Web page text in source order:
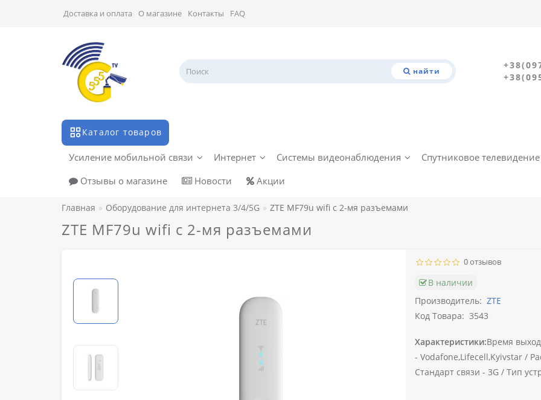
Доставка и оплата О магазине Контакты FAQ
найти
Каталог товаров
Усиление мобильной связи Интернет Системы видеонаблюдения Спутниковое телевидение
Отзывы о магазине
Новости Акции
Главная Оборудование для интернета 3/4/5G ZTE MF79u wifi c 2-мя разъемами
ZTE MF79u wifi c 2-мя разъемами
0 отзывов
В наличии
Производитель: ZTE
Код Товара: 3543
Характеристики:Время
- Vodafone,Lifecell,Kyivstar /
Стандарт связи - 3G / Тип